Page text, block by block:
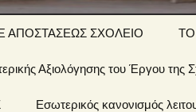
ΑΠΟΣΤΑΣΕΩΣ ΣΧΟΛΕΙΟ
τάξη… εξΑξιολόγησης του Έργου της
Εσωτερικός κανονισμός